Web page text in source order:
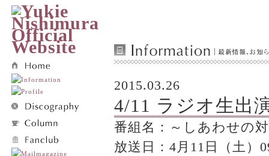
2015.03.26
4/11 ラジオ生出
番組名：～しあわせの
放送日：4月11日（土）